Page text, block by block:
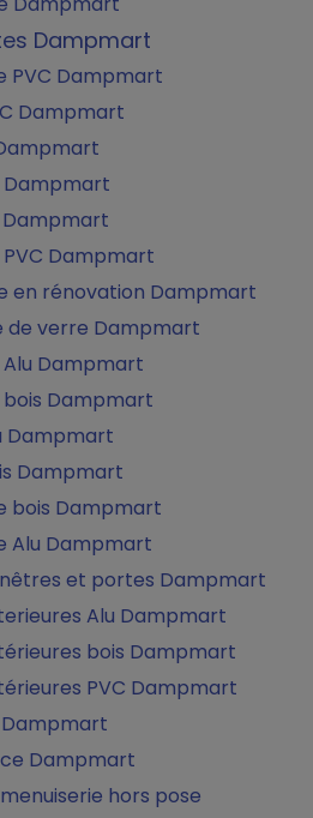
Dampmart
PVC Dampmart
Dampmart
Dampmart
Dampmart
Dampmart
en rénovation Dampmart
de verre Dampmart
Dampmart
Dampmart
Dampmart
Dampmart
bois Dampmart
Alu Dampmart
et portes Dampmart
Alu Dampmart
bois Dampmart
PVC Dampmart
Dampmart
hors pose